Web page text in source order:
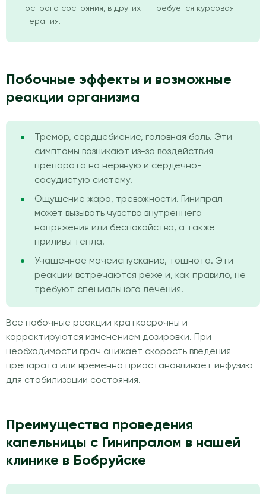
острого состояния, в других — требуется курсовая
терапия.
Побочные эффекты и возможные
реакции организма
Тремор, сердцебиение, головная боль. Эти
симптомы возникают из-за воздействия
препарата на нервную и сердечно-
сосудистую систему.
Ощущение жара, тревожности. Гинипрал
может вызывать чувство внутреннего
напряжения или беспокойства, а также
приливы тепла.
Учащенное мочеиспускание, тошнота. Эти
реакции встречаются реже и, как правило, не
требуют специального лечения.
Все побочные реакции краткосрочны и
корректируются изменением дозировки. При
необходимости врач снижает скорость введения
препарата или временно приостанавливает инфузию
для стабилизации состояния.
Преимущества проведения
капельницы с Гинипралом в нашей
клинике в Бобруйске